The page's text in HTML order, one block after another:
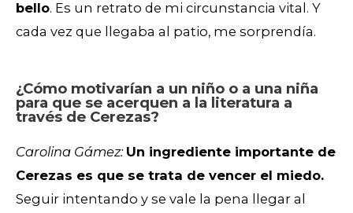
bello. Es un retrato de mi circunstancia vital. Y
cada vez que llegaba al patio, me sorprendía.
¿Cómo motivarían a un niño o a una niña
para que se acerquen a la literatura a
través de Cerezas?
Carolina Gámez: Un ingrediente importante de
Cerezas es que se trata de vencer el miedo.
Seguir intentando y se vale la pena llegar al